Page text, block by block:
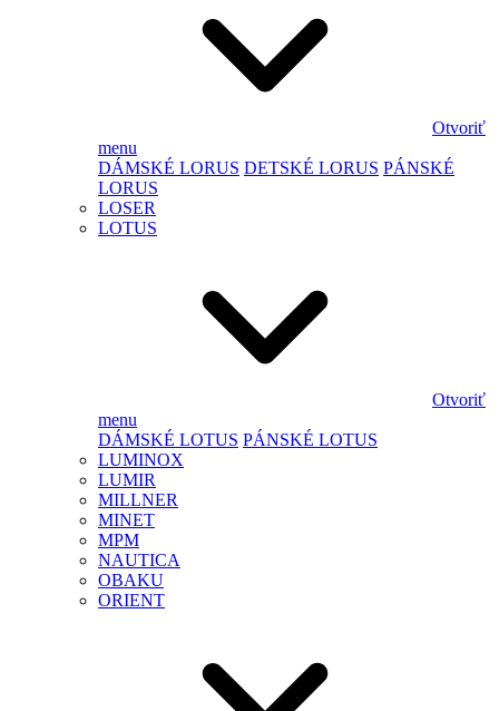
Otvoriť
menu
DÁMSKÉ LORUS DETSKÉ LORUS PÁNSKÉ
LORUS
LOSER
LOTUS
Otvoriť
menu
DÁMSKÉ LOTUS PÁNSKÉ LOTUS
LUMINOX
LUMIR
MILLNER
MINET
MPM
NAUTICA
OBAKU
ORIENT